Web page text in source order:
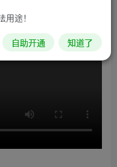
途！
自助开通 知道了